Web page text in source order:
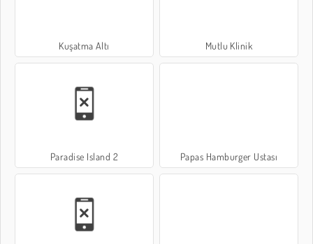
Kuşatma Altı Mutlu Klinik
Paradise Island 2 Papas Hamburger Ustası